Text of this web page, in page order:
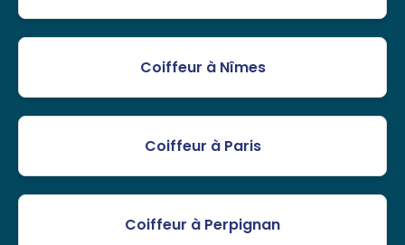
Coiffeur à Nîmes
Coiffeur à Paris
Coiffeur à Perpignan